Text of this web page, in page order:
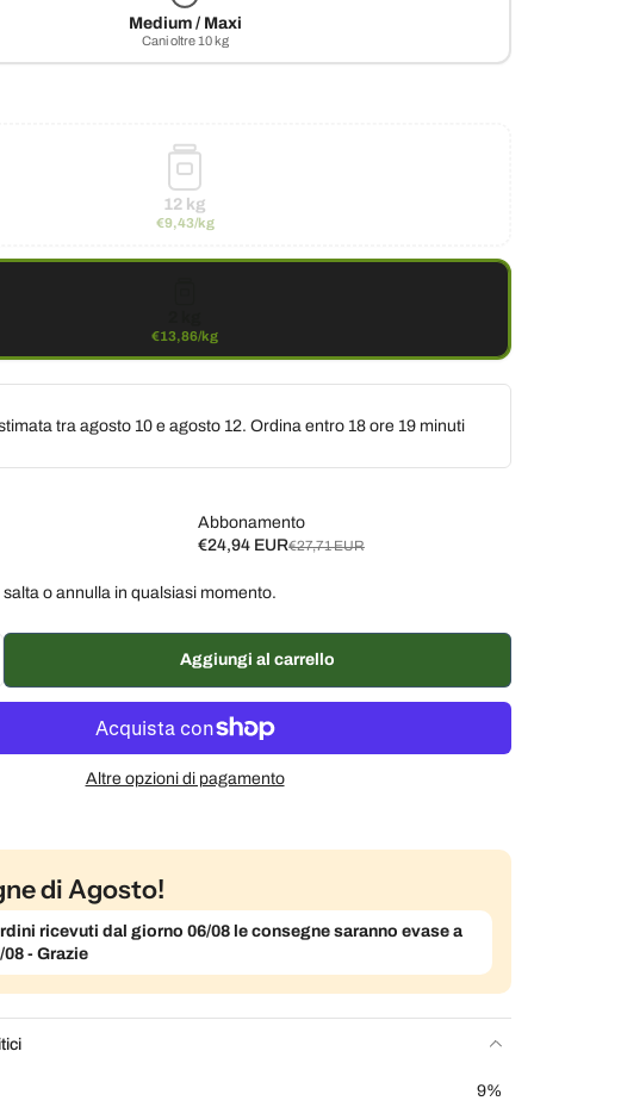
Medium / Maxi
Cani oltre 10 kg
12 kg
€9,43/kg
€13,86/kg
tra agosto 10 e agosto 12. Ordina entro 18 ore 19 minuti
Abbonamento
€24,94 EUR€27,71 EUR
mese, 5% di sconto
o annulla in qualsiasi momento.
Aggiungi al carrello
Altre opzioni di pagamento
di Agosto!
ricevuti dal giorno 06/08 le consegne saranno evase a
- Grazie
9%